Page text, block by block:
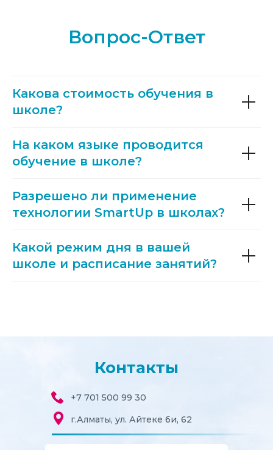
Вопрос-Ответ
Какова стоимость обучения в
школе?
На каком языке проводится
обучение в школе?
Разрешено ли применение
технологии SmartUp в школах?
Какой режим дня в вашей
школе и расписание занятий?
Контакты
+7 701 500 99 30
г.Алматы, ул. Айтеке би, 62